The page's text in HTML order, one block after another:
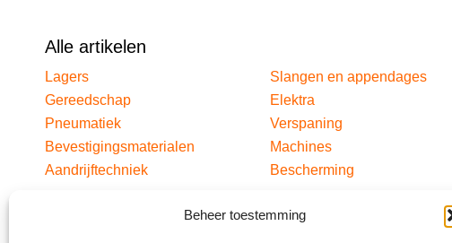
Beheer toestemming
Alle artikelen
Lagers
Gereedschap
Pneumatiek
Bevestigingsmaterialen
Aandrijftechniek
Slangen en appendages
Elektra
Verspaning
Machines
Bescherming